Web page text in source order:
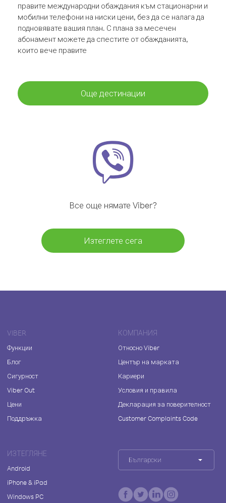
правите международни обаждания към стационарни и
мобилни телефони на ниски цени, без да се налага да
подновявате вашия план. С плана за месечен
абонамент можете да спестите от обажданията,
които вече правите
Още дестинации
Все още нямате Viber?
Изтеглете сега
VIBER
Функции
Блог
Сигурност
Viber Out
Цени
Поддръжка
КОМПАНИЯ
Относно Viber
Център на марката
Кариери
Условия и правила
Декларация за поверителност
Customer Complaints Code
ИЗТЕГЛЯНЕ
Android
iPhone & iPad
Windows PC
Български